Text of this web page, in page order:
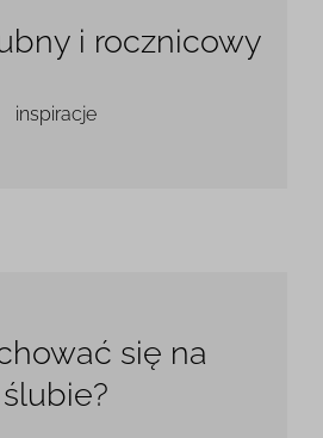
i rocznicowy
inspiracje
się na
ślubie?